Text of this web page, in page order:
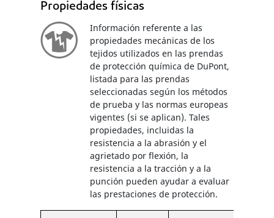
Propiedades físicas
Información referente a las
propiedades mecánicas de los
tejidos utilizados en las prendas
de protección química de DuPont,
listada para las prendas
seleccionadas según los métodos
de prueba y las normas europeas
vigentes (si se aplican). Tales
propiedades, incluidas la
resistencia a la abrasión y el
agrietado por flexión, la
resistencia a la tracción y a la
punción pueden ayudar a evaluar
las prestaciones de protección.